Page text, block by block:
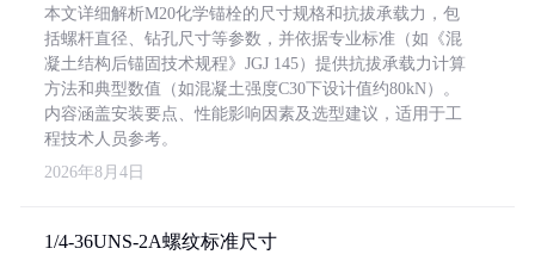
本文详细解析M20化学锚栓的尺寸规格和抗拔承载力，包
括螺杆直径、钻孔尺寸等参数，并依据专业标准（如《混
凝土结构后锚固技术规程》JGJ 145）提供抗拔承载力计算
方法和典型数值（如混凝土强度C30下设计值约80kN）。
内容涵盖安装要点、性能影响因素及选型建议，适用于工
程技术人员参考。
2026年8月4日
1/4-36UNS-2A螺纹标准尺寸